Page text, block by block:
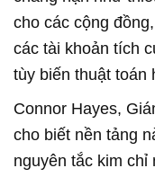
cho các cộng
các tài khoản tích
tùy biến thuật toán
Connor Hayes,
cho biết nền tảng
nguyên tắc kim chỉ